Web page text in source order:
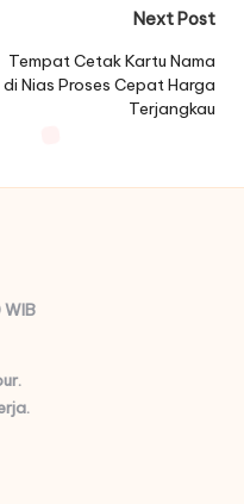
Next Post
Tempat Cetak Kartu Nama
di Nias Proses Cepat Harga
Terjangkau
WIB